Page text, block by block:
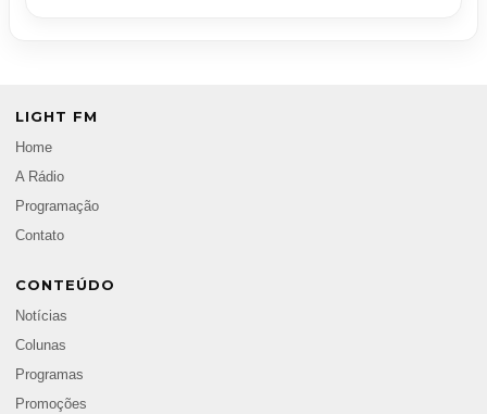
LIGHT FM
Home
A Rádio
Programação
Contato
CONTEÚDO
Notícias
Colunas
Programas
Promoções